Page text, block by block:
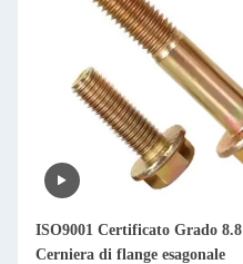
ISO9001 Certificato Grado 8.8
Cerniera di flange esagonale